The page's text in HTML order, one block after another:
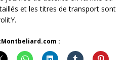
et les titres de transport sont
: